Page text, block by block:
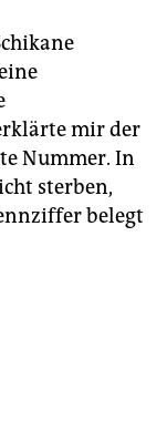
mir der
Nummer. In
sterben,
belegt